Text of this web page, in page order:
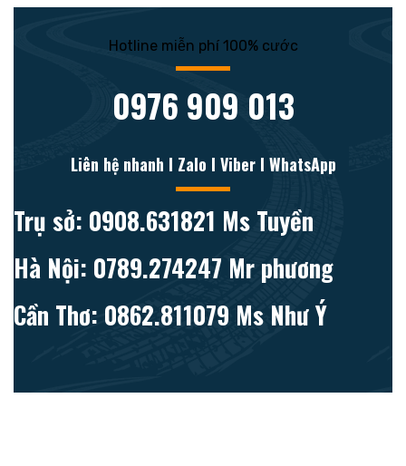
Hotline miễn phí 100% cước
0976 909 013
Liên hệ nhanh l Zalo l Viber l WhatsApp
Trụ sở: 0908.631821 Ms Tuyền
Hà Nội: 0789.274247 Mr phương
Cần Thơ: 0862.811079 Ms Như Ý